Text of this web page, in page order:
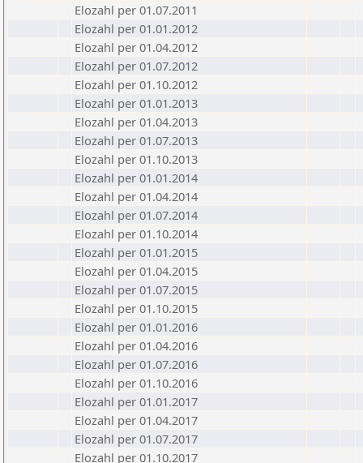
Elozahl per 01.07.2011
Elozahl per 01.01.2012
Elozahl per 01.04.2012
Elozahl per 01.07.2012
Elozahl per 01.10.2012
Elozahl per 01.01.2013
Elozahl per 01.04.2013
Elozahl per 01.07.2013
Elozahl per 01.10.2013
Elozahl per 01.01.2014
Elozahl per 01.04.2014
Elozahl per 01.07.2014
Elozahl per 01.10.2014
Elozahl per 01.01.2015
Elozahl per 01.04.2015
Elozahl per 01.07.2015
Elozahl per 01.10.2015
Elozahl per 01.01.2016
Elozahl per 01.04.2016
Elozahl per 01.07.2016
Elozahl per 01.10.2016
Elozahl per 01.01.2017
Elozahl per 01.04.2017
Elozahl per 01.07.2017
Elozahl per 01.10.2017